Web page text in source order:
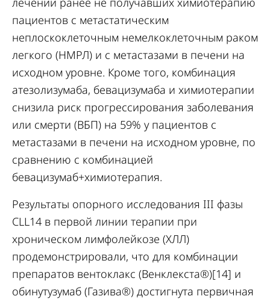
пациентов с метастатическим
неплоскоклеточным немелкоклеточным раком
легкого (НМРЛ) и с метастазами в печени на
исходном уровне. Кроме того, комбинация
атезолизумаба, бевацизумаба и химиотерапии
снизила риск прогрессирования заболевания
или смерти (ВБП) на 59% у пациентов с
метастазами в печени на исходном уровне, по
сравнению с комбинацией
бевацизумаб+химиотерапия.
Результаты опорного исследования III фазы
CLL14 в первой линии терапии при
хроническом лимфолейкозе (ХЛЛ)
продемонстрировали, что для комбинации
препаратов вентоклакс (Венклекста®)[14] и
обинутузумаб (Газива®) достигнута первичная